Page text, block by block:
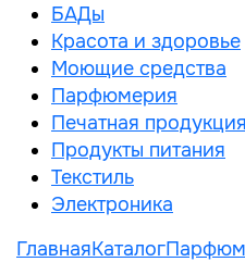
БАДы
Красота и здоровье
Моющие средства
Парфюмерия
Печатная продукция
Продукты питания
Текстиль
Электроника
ГлавнаяКаталог